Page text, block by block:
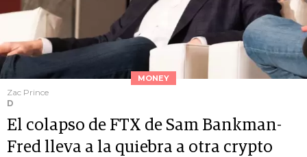
MONEY
Zac Prince
D
El colapso de FTX de Sam Bankman-
Fred lleva a la quiebra a otra crypto